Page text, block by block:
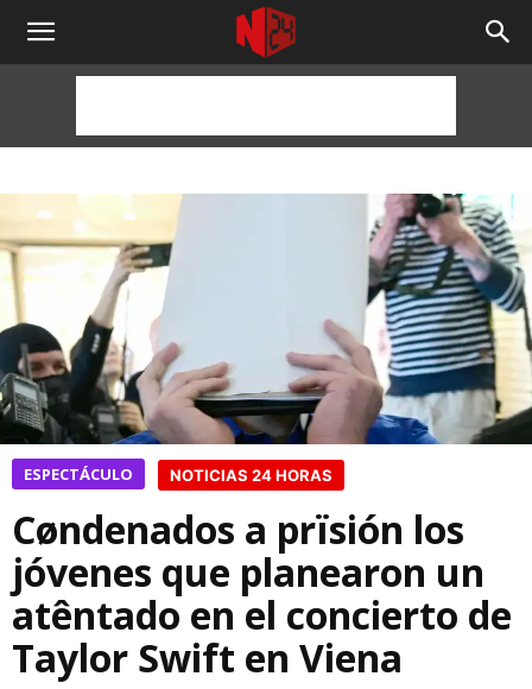
NOTICIAS
HORAS
ESPECTÁCULO NOTICIAS 24 HORAS
Cøndenados a prïsión los
jóvenes que planearon un
atêntado en el concierto de
Taylor Swift en Viena